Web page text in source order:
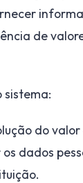
de
sistema:
do
dados